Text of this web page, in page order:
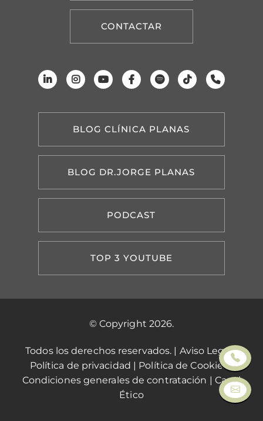
CONTACTAR
BLOG CLÍNICA PLANAS
BLOG DR.JORGE PLANAS
PODCAST
TOP 3 YOUTUBE
© Copyright 2026.
Todos los derechos reservados. | Aviso Legal|
Política de privacidad | Política de Cookies|
Condiciones generales de contratación | Canal
Ético